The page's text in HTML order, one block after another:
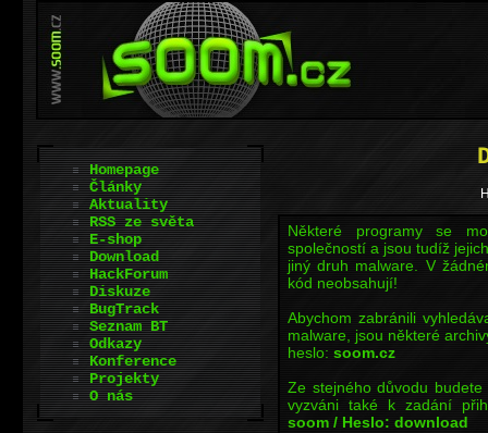
Některé programy se
společností a jsou tudíž
jiný druh malware. V
kód neobsahují!
Abychom zabránili
malware, jsou některé
heslo: soom.cz
Ze stejného důvodu
vyzváni také k zadání
soom / Heslo: download
Homepage
Články
Aktuality
RSS ze světa
E-shop
Download
HackForum
Diskuze
BugTrack
Seznam BT
Odkazy
Konference
Projekty
O nás